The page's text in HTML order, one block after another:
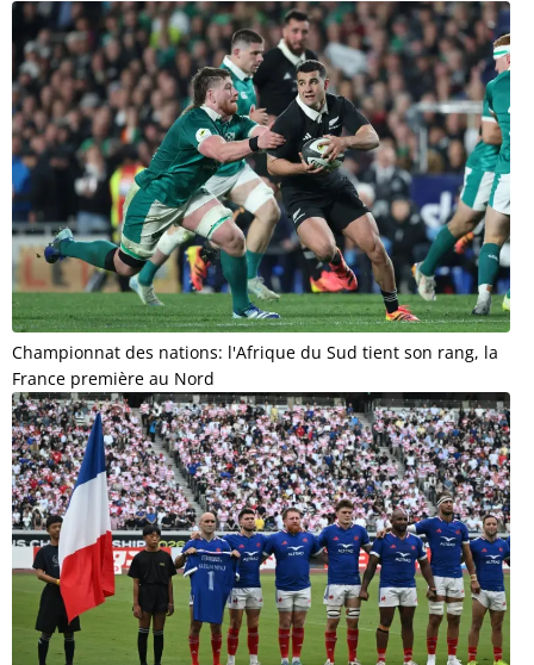
Championnat des nations: l'Afrique du Sud tient son rang, la
France première au Nord